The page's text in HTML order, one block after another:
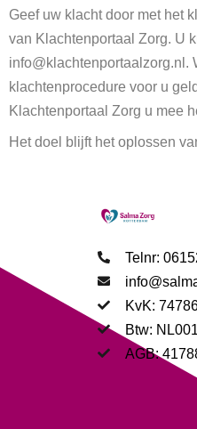
Geef uw klacht door met het
van Klachtenportaal Zorg. U
info@klachtenportaalzorg.nl.
klachtenprocedure voor u
Klachtenportaal Zorg u mee
Het doel blijft het oplossen
Telnr:
KvK:
Btw:
AGB: